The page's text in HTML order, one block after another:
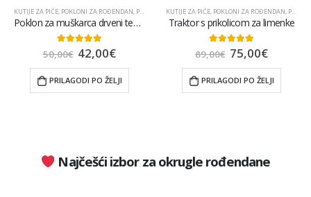
KUTIJE ZA PIĆE, POKLONI ZA ROĐENDAN, POPULARNO
Poklon za muškarca drveni tenk gravura
out of 5
50,00€ 42,00€
PRILAGODI PO ŽELJI
KUTIJE ZA PIĆE, POKLONI ZA ROĐENDAN, POKLONI ZA TATU
Traktor s prikolicom za limenke
out of 5
89,00€ 75,00€
PRILAGODI PO ŽELJI
Najčešći izbor za okrugle rođendane